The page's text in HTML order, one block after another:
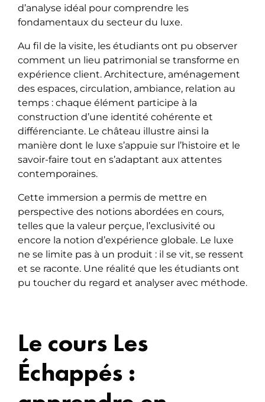
d’analyse idéal pour comprendre les
fondamentaux du secteur du luxe.
Au fil de la visite, les étudiants ont pu observer
comment un lieu patrimonial se transforme en
expérience client. Architecture, aménagement
des espaces, circulation, ambiance, relation au
temps : chaque élément participe à la
construction d’une identité cohérente et
différenciante. Le château illustre ainsi la
manière dont le luxe s’appuie sur l’histoire et le
savoir-faire tout en s’adaptant aux attentes
contemporaines.
Cette immersion a permis de mettre en
perspective des notions abordées en cours,
telles que la valeur perçue, l’exclusivité ou
encore la notion d’expérience globale. Le luxe
ne se limite pas à un produit : il se vit, se ressent
et se raconte. Une réalité que les étudiants ont
pu toucher du regard et analyser avec méthode.
Le cours Les
Échappés :